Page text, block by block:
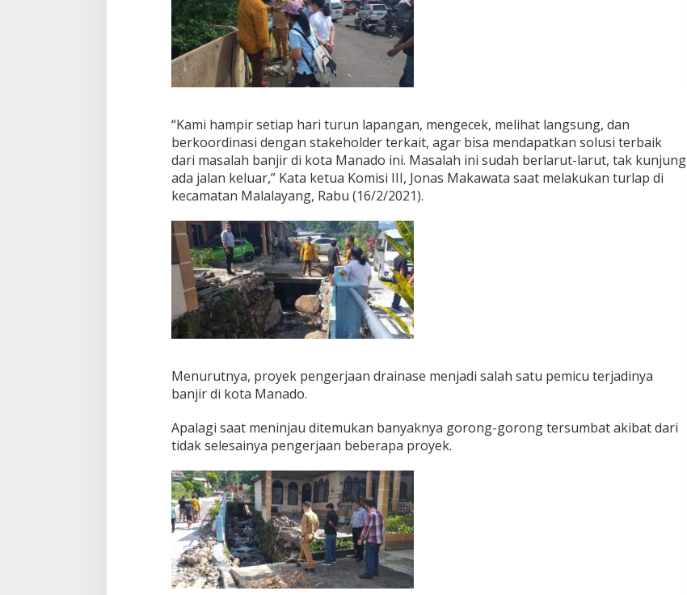
T
u
r
l
a
p
S
e
j
u
m
l
h
L
o
k
a
s
“Kami hampir setiap hari turun lapangan, mengecek, melihat langsung, dan
berkoordinasi dengan stakeholder terkait, agar bisa mendapatkan solusi terbaik
dari masalah banjir di kota Manado ini. Masalah ini sudah berlarut-larut, tak kunjung
ada jalan keluar,” Kata ketua Komisi III, Jonas Makawata saat melakukan turlap di
kecamatan Malalayang, Rabu (16/2/2021).
Menurutnya, proyek pengerjaan drainase menjadi salah satu pemicu terjadinya
banjir di kota Manado.
Apalagi saat meninjau ditemukan banyaknya gorong-gorong tersumbat akibat dari
tidak selesainya pengerjaan beberapa proyek.